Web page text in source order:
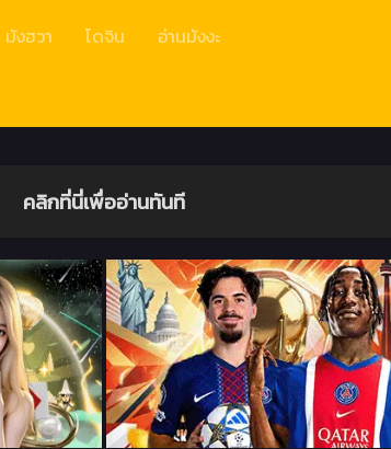
มังฮวา โดจิน อ่านมังงะ
คลิกที่นี่เพื่ออ่านทันที